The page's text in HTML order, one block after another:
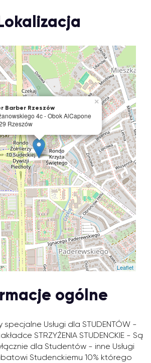
Barber Rzeszów
4c - Obok AlCapone
Rzeszów
×
Leaflet
ogólne
Usługi dla STUDENTÓW -
STRZYŻENIA STUDENCKIE - Są
dla Studentów - inne Usługi
Studenckiemu 10% którego